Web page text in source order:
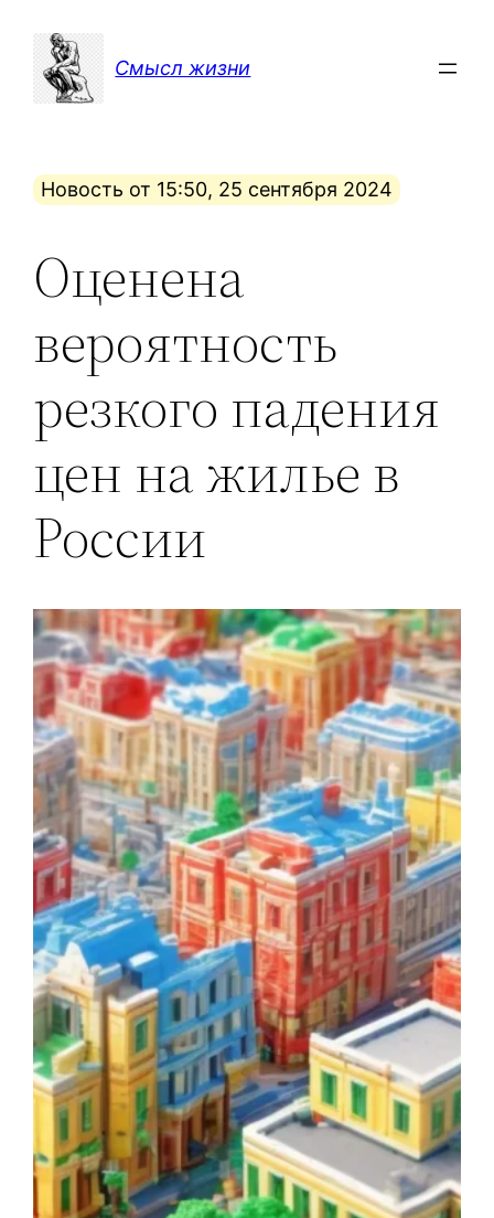
содержимому
Смысл жизни
Новость от 15:50, 25 сентября 2024
Оценена
вероятность
резкого падения
цен на жилье в
России